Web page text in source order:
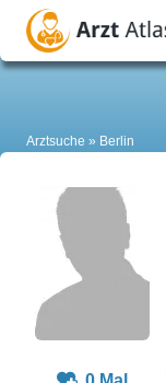
Arztsuche Berlin